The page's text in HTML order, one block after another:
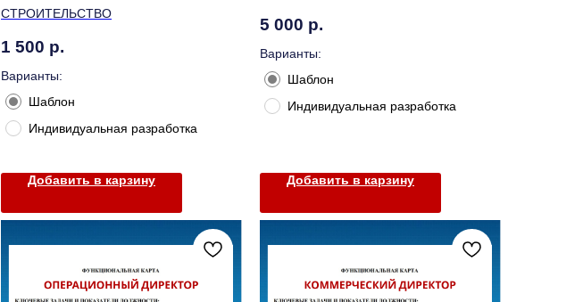
СТРОИТЕЛЬСТВО
1 500 р.
Варианты:
Шаблон
Индивидуальная разработка
Добавить в карзину
5 000 р.
Варианты:
Шаблон
Индивидуальная разработка
Добавить в карзину